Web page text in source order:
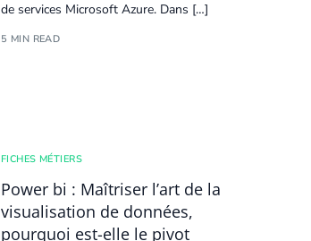
de services Microsoft Azure. Dans […]
5 MIN READ
FICHES MÉTIERS
Power bi : Maîtriser l’art de la
visualisation de données,
pourquoi est-elle le pivot